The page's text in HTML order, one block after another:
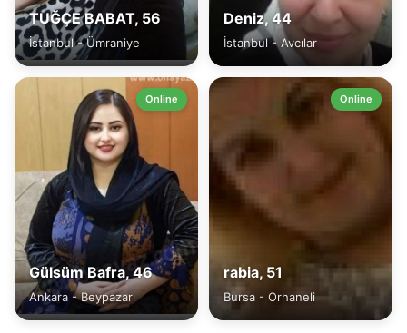
TUĞÇE BABAT, 56
İstanbul - Ümraniye
Deniz, 44
İstanbul - Avcılar
Online
Gülsüm Bafra, 46
Ankara - Beypazarı
Online
rabia, 51
Bursa - Orhaneli